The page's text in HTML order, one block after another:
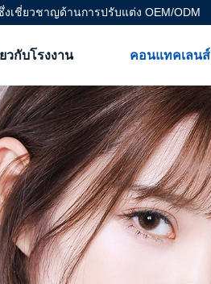
เชี่ยวชาญด้านการปรับแต่ง OEM/ODM
วกับโรงงาน คอนแทคเลนส์